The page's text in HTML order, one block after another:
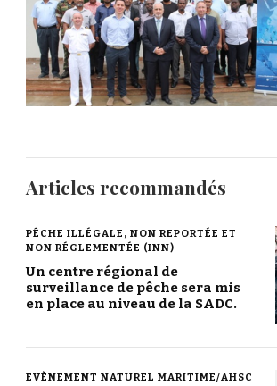
Articles recommandés
PÊCHE ILLÉGALE, NON REPORTÉE ET
NON RÉGLEMENTÉE (INN)
Un centre régional de
surveillance de pêche sera mis
en place au niveau de la SADC.
EVÈNEMENT NATUREL MARITIME/AHSC